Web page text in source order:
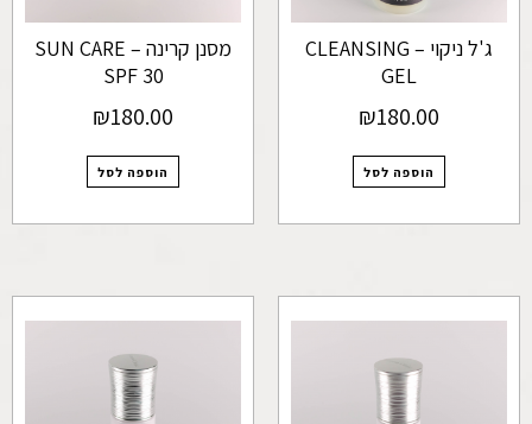
ג'ל ניקוי – CLEANSING
GEL
₪180.00
הוספה לסל
מסנן קרינה SUN CARE –
SPF 30
₪180.00
הוספה לסל